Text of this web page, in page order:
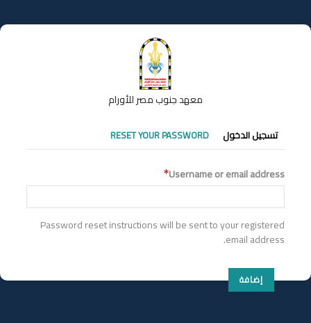
إلى
المحتوى
معهد جنوب مصر للأورام
التبويبات
الأساسية
تسجيل الدخول RESET YOUR PASSWORD
Username or email address
Password reset instructions will be sent to your registered
email address.